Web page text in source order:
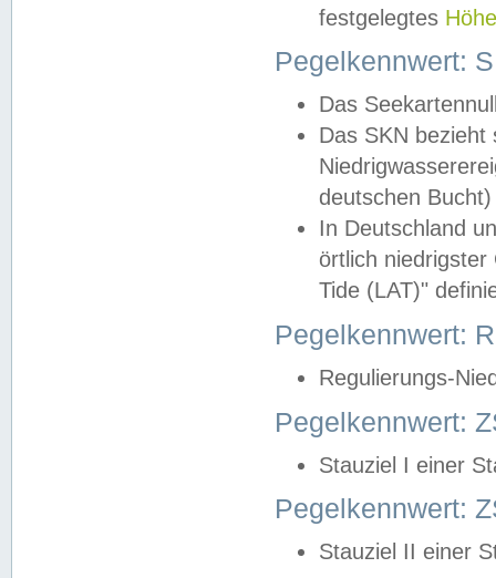
festgelegtes
Pegelkennwert:
Das
Das SKN
deutschen
In Deutschland
örtlich
Tide (LAT)"
Pegelkennwert:
Regulierungs-
Pegelkennwert:
Stauziel I einer
Pegelkennwert:
Stauziel II einer